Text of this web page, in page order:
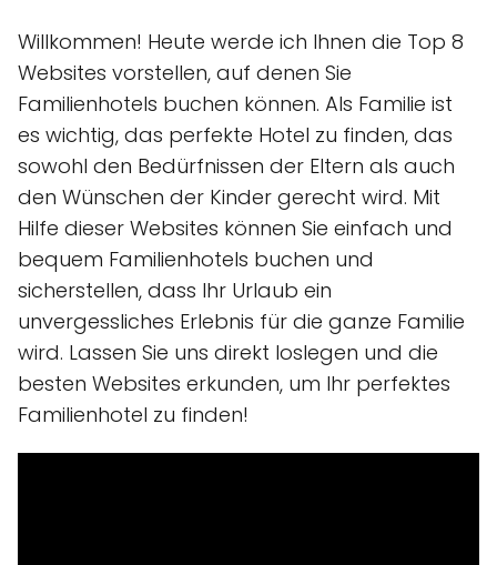
Willkommen! Heute werde ich Ihnen die Top 8
Websites vorstellen, auf denen Sie
Familienhotels buchen können. Als Familie ist
es wichtig, das perfekte Hotel zu finden, das
sowohl den Bedürfnissen der Eltern als auch
den Wünschen der Kinder gerecht wird. Mit
Hilfe dieser Websites können Sie einfach und
bequem Familienhotels buchen und
sicherstellen, dass Ihr Urlaub ein
unvergessliches Erlebnis für die ganze Familie
wird. Lassen Sie uns direkt loslegen und die
besten Websites erkunden, um Ihr perfektes
Familienhotel zu finden!